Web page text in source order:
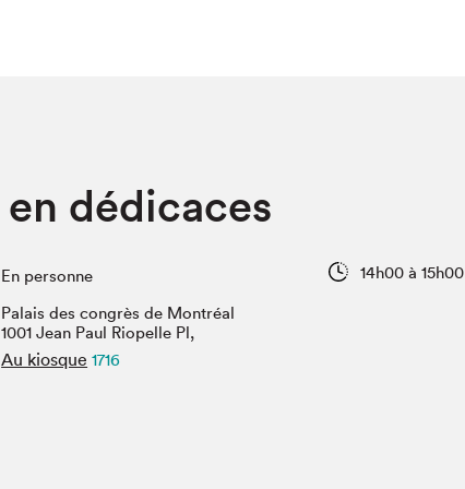
Programmation dans la ville
Vidéos et balados
dédicaces
En personne
14h00 à 15h00
Palais des congrès de Montréal
1001 Jean Paul Riopelle Pl,
Au kiosque 1716